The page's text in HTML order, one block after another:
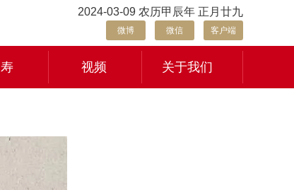
2024-03-09 农历甲辰年 正月廿九
微博 微信 客户端
视频 关于我们